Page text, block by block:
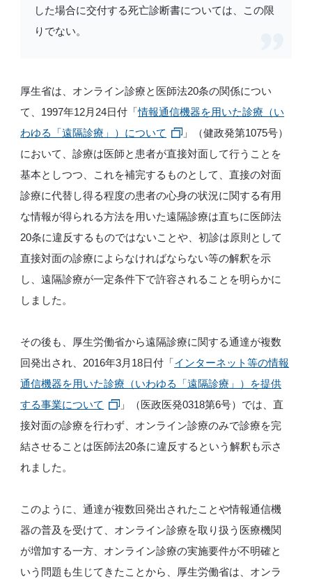
した場合に交付する死亡診断書については、この限
りでない。
厚生省は、オンライン診療と医師法20条の関係につい
て、1997年12月24日付「情報通信機器を用いた診療（い
わゆる「遠隔診療」）について
」（健政発第1075号）
において、診療は医師と患者が直接対面して行うことを
基本としつつ、これを補完するものとして、直接の対面
診療に代替し得る程度の患者の心身の状況に関する有用
な情報が得られる方法を用いた遠隔診療は直ちに医師法
20条に違反するものではないことや、初診は原則として
直接対面の診療によらなければならない等の解釈を示
し、遠隔診療が一定条件下で許容されることを明らかに
しました。
その後も、厚生労働省から遠隔診療に関する通達が複数
回発出され、2016年3月18日付「インターネット等の情報
通信機器を用いた診療（いわゆる「遠隔診療」）を提供
する事業について
」（医政医発0318第6号）では、直
接対面の診療を行わず、オンライン診療のみで診療を完
結させることは医師法20条に違反するという解釈も示さ
れました。
このように、通達が複数回発出されたことや情報通信機
器の普及を受けて、オンライン診療を取り扱う医療機関
が増加する一方、オンライン診療の実施要件が不明確と
いう問題も生じてきたことから、厚生労働省は、オンラ